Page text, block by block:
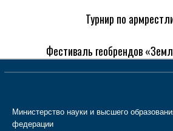
Турнир по
Фестиваль геобрендов
Министерство науки и высшего
федерации